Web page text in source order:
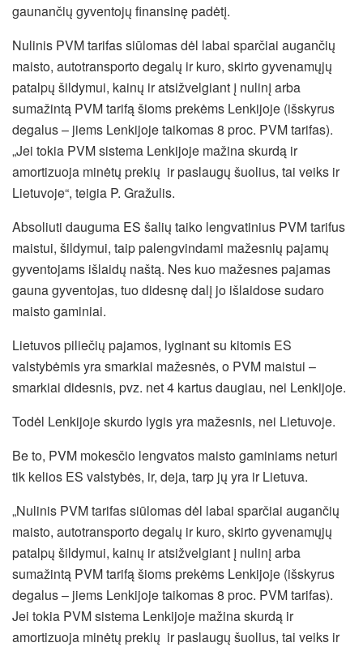
gaunančių gyventojų finansinę padėtį.
Nulinis PVM tarifas siūlomas dėl labai sparčiai augančių
maisto, autotransporto degalų ir kuro, skirto gyvenamųjų
patalpų šildymui, kainų ir atsižvelgiant į nulinį arba
sumažintą PVM tarifą šioms prekėms Lenkijoje (išskyrus
degalus – jiems Lenkijoje taikomas 8 proc. PVM tarifas).
„Jei tokia PVM sistema Lenkijoje mažina skurdą ir
amortizuoja minėtų prekių ir paslaugų šuolius, tai veiks ir
Lietuvoje“, teigia P. Gražulis.
Absoliuti dauguma ES šalių taiko lengvatinius PVM tarifus
maistui, šildymui, taip palengvindami mažesnių pajamų
gyventojams išlaidų naštą. Nes kuo mažesnes pajamas
gauna gyventojas, tuo didesnę dalį jo išlaidose sudaro
maisto gaminiai.
Lietuvos piliečių pajamos, lyginant su kitomis ES
valstybėmis yra smarkiai mažesnės, o PVM maistui –
smarkiai didesnis, pvz. net 4 kartus daugiau, nei Lenkijoje.
Todėl Lenkijoje skurdo lygis yra mažesnis, nei Lietuvoje.
Be to, PVM mokesčio lengvatos maisto gaminiams neturi
tik kelios ES valstybės, ir, deja, tarp jų yra ir Lietuva.
„Nulinis PVM tarifas siūlomas dėl labai sparčiai augančių
maisto, autotransporto degalų ir kuro, skirto gyvenamųjų
patalpų šildymui, kainų ir atsižvelgiant į nulinį arba
sumažintą PVM tarifą šioms prekėms Lenkijoje (išskyrus
degalus – jiems Lenkijoje taikomas 8 proc. PVM tarifas).
Jei tokia PVM sistema Lenkijoje mažina skurdą ir
amortizuoja minėtų prekių ir paslaugų šuolius, tai veiks ir